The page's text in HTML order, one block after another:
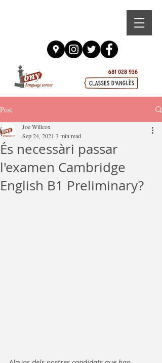
Post
És necessàri passar
l'examen Cambridge
English B1 Preliminary?
Joe Willcox
Sep 24, 2021 3 min read